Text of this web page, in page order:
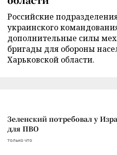
Российские
украинского
дополнительные силы
бригады для обороны
Харьковской области.
Зеленский потребовал у
для ПВО
только что